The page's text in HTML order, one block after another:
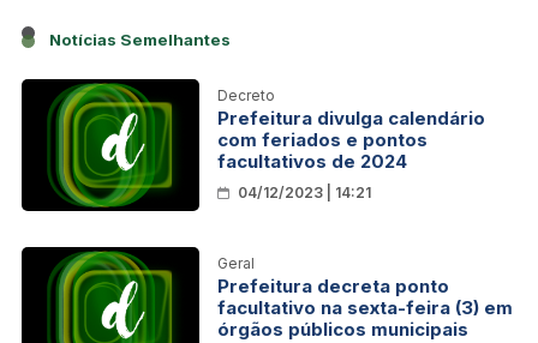
Notícias Semelhantes
Decreto
Prefeitura divulga calendário
com feriados e pontos
facultativos de 2024
04/12/2023 | 14:21
Geral
Prefeitura decreta ponto
facultativo na sexta-feira (3) em
órgãos públicos municipais